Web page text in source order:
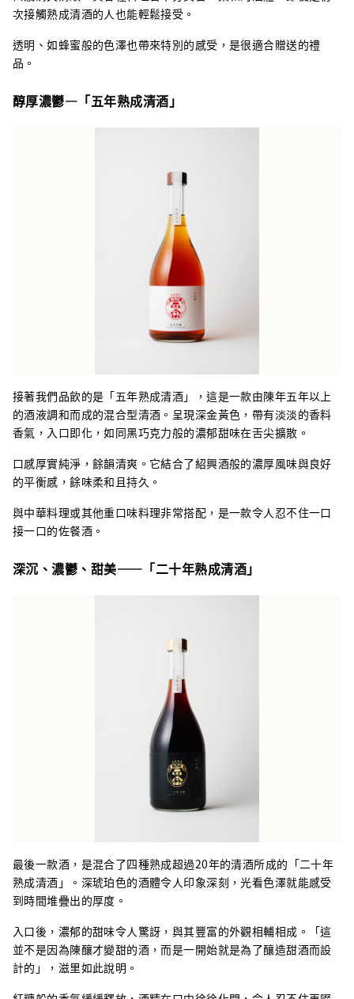
次接觸熟成清酒的人也能輕鬆接受。
透明、如蜂蜜般的色澤也帶來特別的感受，是很適合贈送的禮
品。
醇厚濃鬱—「五年熟成清酒」
接著我們品飲的是「五年熟成清酒」，這是一款由陳年五年以上
的酒液調和而成的混合型清酒。呈現深金黃色，帶有淡淡的香料
香氣，入口即化，如同黑巧克力般的濃郁甜味在舌尖擴散。
口感厚實純淨，餘韻清爽。它結合了紹興酒般的濃厚風味與良好
的平衡感，餘味柔和且持久。
與中華料理或其他重口味料理非常搭配，是一款令人忍不住一口
接一口的佐餐酒。
深沉、濃鬱、甜美——「二十年熟成清酒」
最後一款酒，是混合了四種熟成超過20年的清酒所成的「二十年
熟成清酒」。深琥珀色的酒體令人印象深刻，光看色澤就能感受
到時間堆疊出的厚度。
入口後，濃郁的甜味令人驚訝，與其豐富的外觀相輔相成。「這
並不是因為陳釀才變甜的酒，而是一開始就是為了釀造甜酒而設
計的」，滋里如此說明。